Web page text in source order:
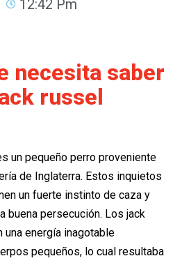
12:42 Pm
necesita saber
russel
un pequeño perro proveniente
de Inglaterra. Estos inquietos
un fuerte instinto de caza y
buena persecución. Los jack
energía inagotable
pequeños, lo cual resultaba